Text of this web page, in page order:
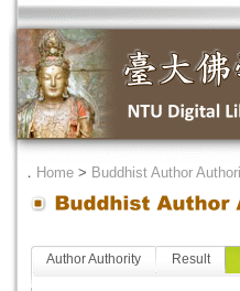
． Home > Buddhist Author
Author Authority Result